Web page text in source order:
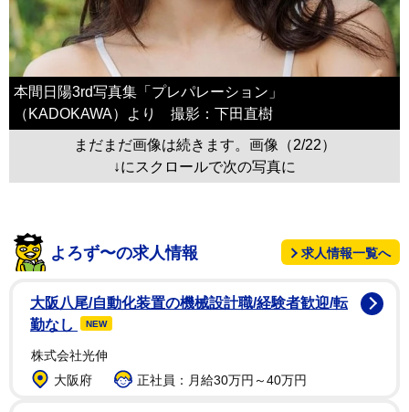
本間日陽3rd写真集「プレパレーション」
（KADOKAWA）より 撮影：下田直樹
まだまだ画像は続きます。画像（2/22）
↓にスクロールで次の写真に
よろず〜の求人情報 求人情報一覧へ
大阪八尾/自動化装置の機械設計職/経験者歓迎/転
勤なし
NEW
株式会社光伸
大阪府
正社員：月給30万円～40万円